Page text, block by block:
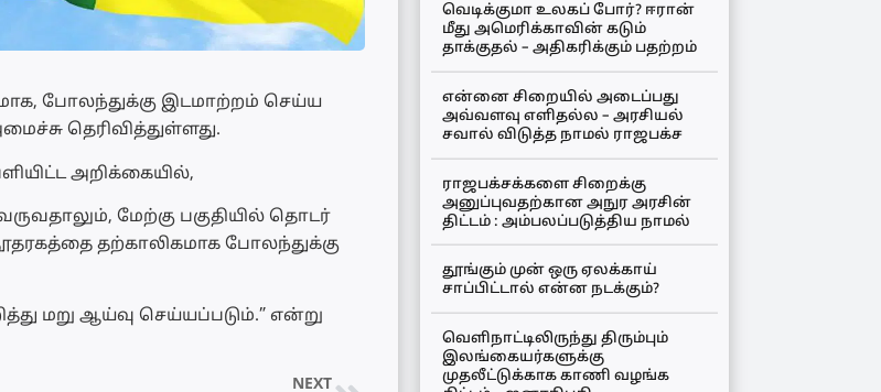
போலந்துக்கு இடமாற்றம் செய்ய
தெரிவித்துள்ளது.
அறிக்கையில்,
மேற்கு பகுதியில் தொடர்
தற்காலிகமாக போலந்துக்கு
மறு ஆய்வு செய்யப்படும்.” என்று
NEXT
வெடிக்குமா உலகப் போர்? ஈரான்
மீது அமெரிக்காவின் கடும்
தாக்குதல் – அதிகரிக்கும் பதற்றம்
என்னை சிறையில் அடைப்பது
அவ்வளவு எளிதல்ல – அரசியல்
சவால் விடுத்த நாமல் ராஜபக்ச
ராஜபக்சக்களை சிறைக்கு
அனுப்புவதற்கான அநுர அரசின்
திட்டம் : அம்பலப்படுத்திய நாமல்
தூங்கும் முன் ஒரு ஏலக்காய்
சாப்பிட்டால் என்ன நடக்கும்?
வெளிநாட்டிலிருந்து திரும்பும்
இலங்கையர்களுக்கு
முதலீட்டுக்காக காணி வழங்க